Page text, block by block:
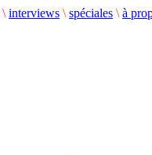
\ interviews \ spéciales \ à